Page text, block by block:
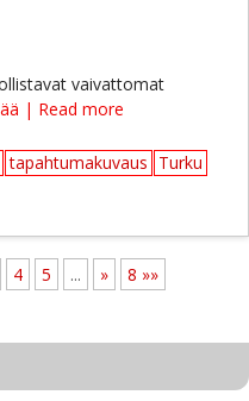
vaivattomat
| Read more
tapahtumakuvaus Turku
4 5 ... » 8 »»